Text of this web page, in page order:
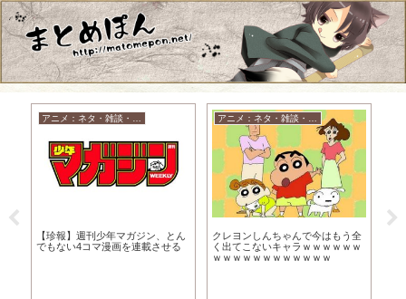
アニメ：ネタ・雑談・ニュース
【珍報】週刊少年マガジン、とん
でもない4コマ漫画を連載させる
アニメ：ネタ・雑談・ニュース
クレヨンしんちゃんで今はもう全
く出てこないキャラｗｗｗｗｗｗ
ｗｗｗｗｗｗｗｗｗｗｗｗ